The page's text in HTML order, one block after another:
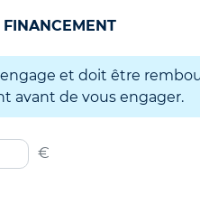
et doit être
avant de vous engager.
€